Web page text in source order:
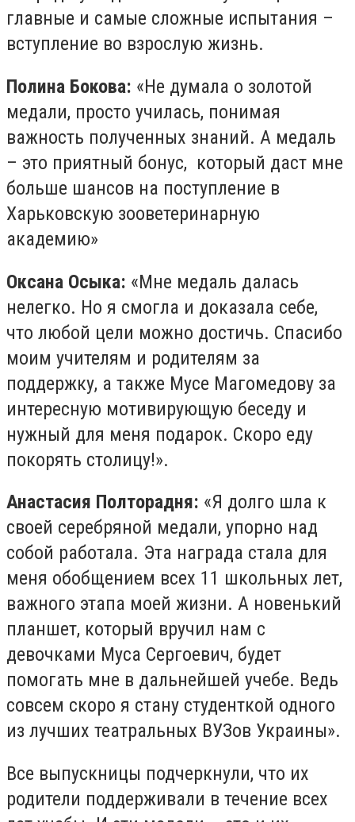
главные и самые сложные испытания –
вступление во взрослую жизнь.
Полина Бокова: «Не думала о золотой
медали, просто училась, понимая
важность полученных знаний. А медаль
– это приятный бонус, который даст мне
больше шансов на поступление в
Харьковскую зооветеринарную
академию»
Оксана Осыка: «Мне медаль далась
нелегко. Но я смогла и доказала себе,
что любой цели можно достичь. Спасибо
моим учителям и родителям за
поддержку, а также Мусе Магомедову за
интересную мотивирующую беседу и
нужный для меня подарок. Скоро еду
покорять столицу!».
Анастасия Полторадня: «Я долго шла к
своей серебряной медали, упорно над
собой работала. Эта награда стала для
меня обобщением всех 11 школьных лет,
важного этапа моей жизни. А новенький
планшет, который вручил нам с
девочками Муса Сергоевич, будет
помогать мне в дальнейшей учебе. Ведь
совсем скоро я стану студенткой одного
из лучших театральных ВУЗов Украины».
Все выпускницы подчеркнули, что их
родители поддерживали в течение всех